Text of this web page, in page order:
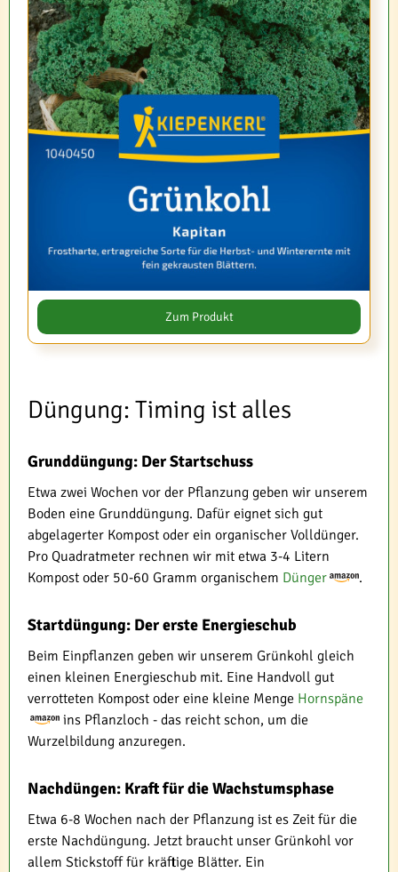
Zum Produkt
Düngung: Timing ist alles
Grunddüngung: Der Startschuss
Etwa zwei Wochen vor der Pflanzung geben wir unserem
Boden eine Grunddüngung. Dafür eignet sich gut
abgelagerter Kompost oder ein organischer Volldünger.
Pro Quadratmeter rechnen wir mit etwa 3-4 Litern
Kompost oder 50-60 Gramm organischem Dünger .
Startdüngung: Der erste Energieschub
Beim Einpflanzen geben wir unserem Grünkohl gleich
einen kleinen Energieschub mit. Eine Handvoll gut
verrotteten Kompost oder eine kleine Menge Hornspäne
ins Pflanzloch - das reicht schon, um die
Wurzelbildung anzuregen.
Nachdüngen: Kraft für die Wachstumsphase
Etwa 6-8 Wochen nach der Pflanzung ist es Zeit für die
erste Nachdüngung. Jetzt braucht unser Grünkohl vor
allem Stickstoff für kräftige Blätter. Ein